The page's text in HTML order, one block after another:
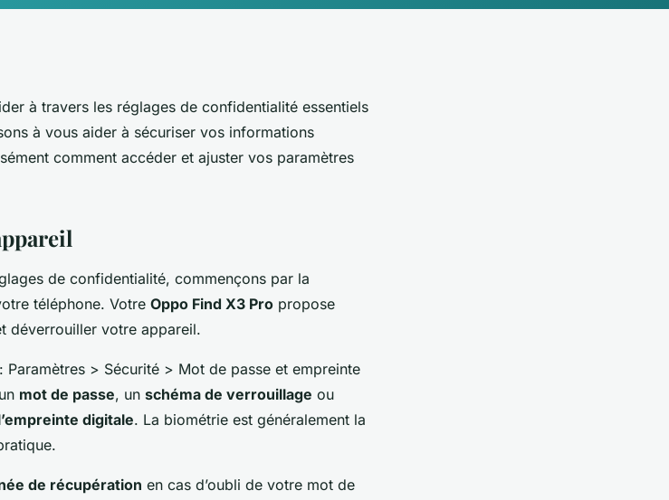
à travers les réglages de confidentialité essentiels
à vous aider à sécuriser vos informations
comment accéder et ajuster vos paramètres
de confidentialité, commençons par la
téléphone. Votre Oppo Find X3 Pro propose
déverrouiller votre appareil.
Paramètres > Sécurité > Mot de passe et empreinte
mot de passe, un schéma de verrouillage ou
digitale. La biométrie est généralement la
de récupération en cas d’oubli de votre mot de